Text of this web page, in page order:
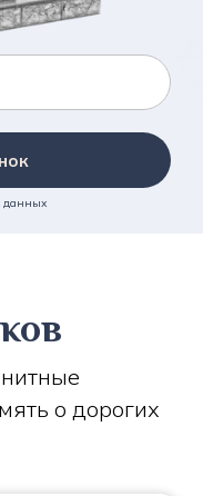
данных
о дорогих